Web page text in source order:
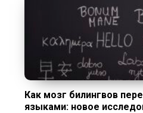
Как мозг билингвов
языками: новое